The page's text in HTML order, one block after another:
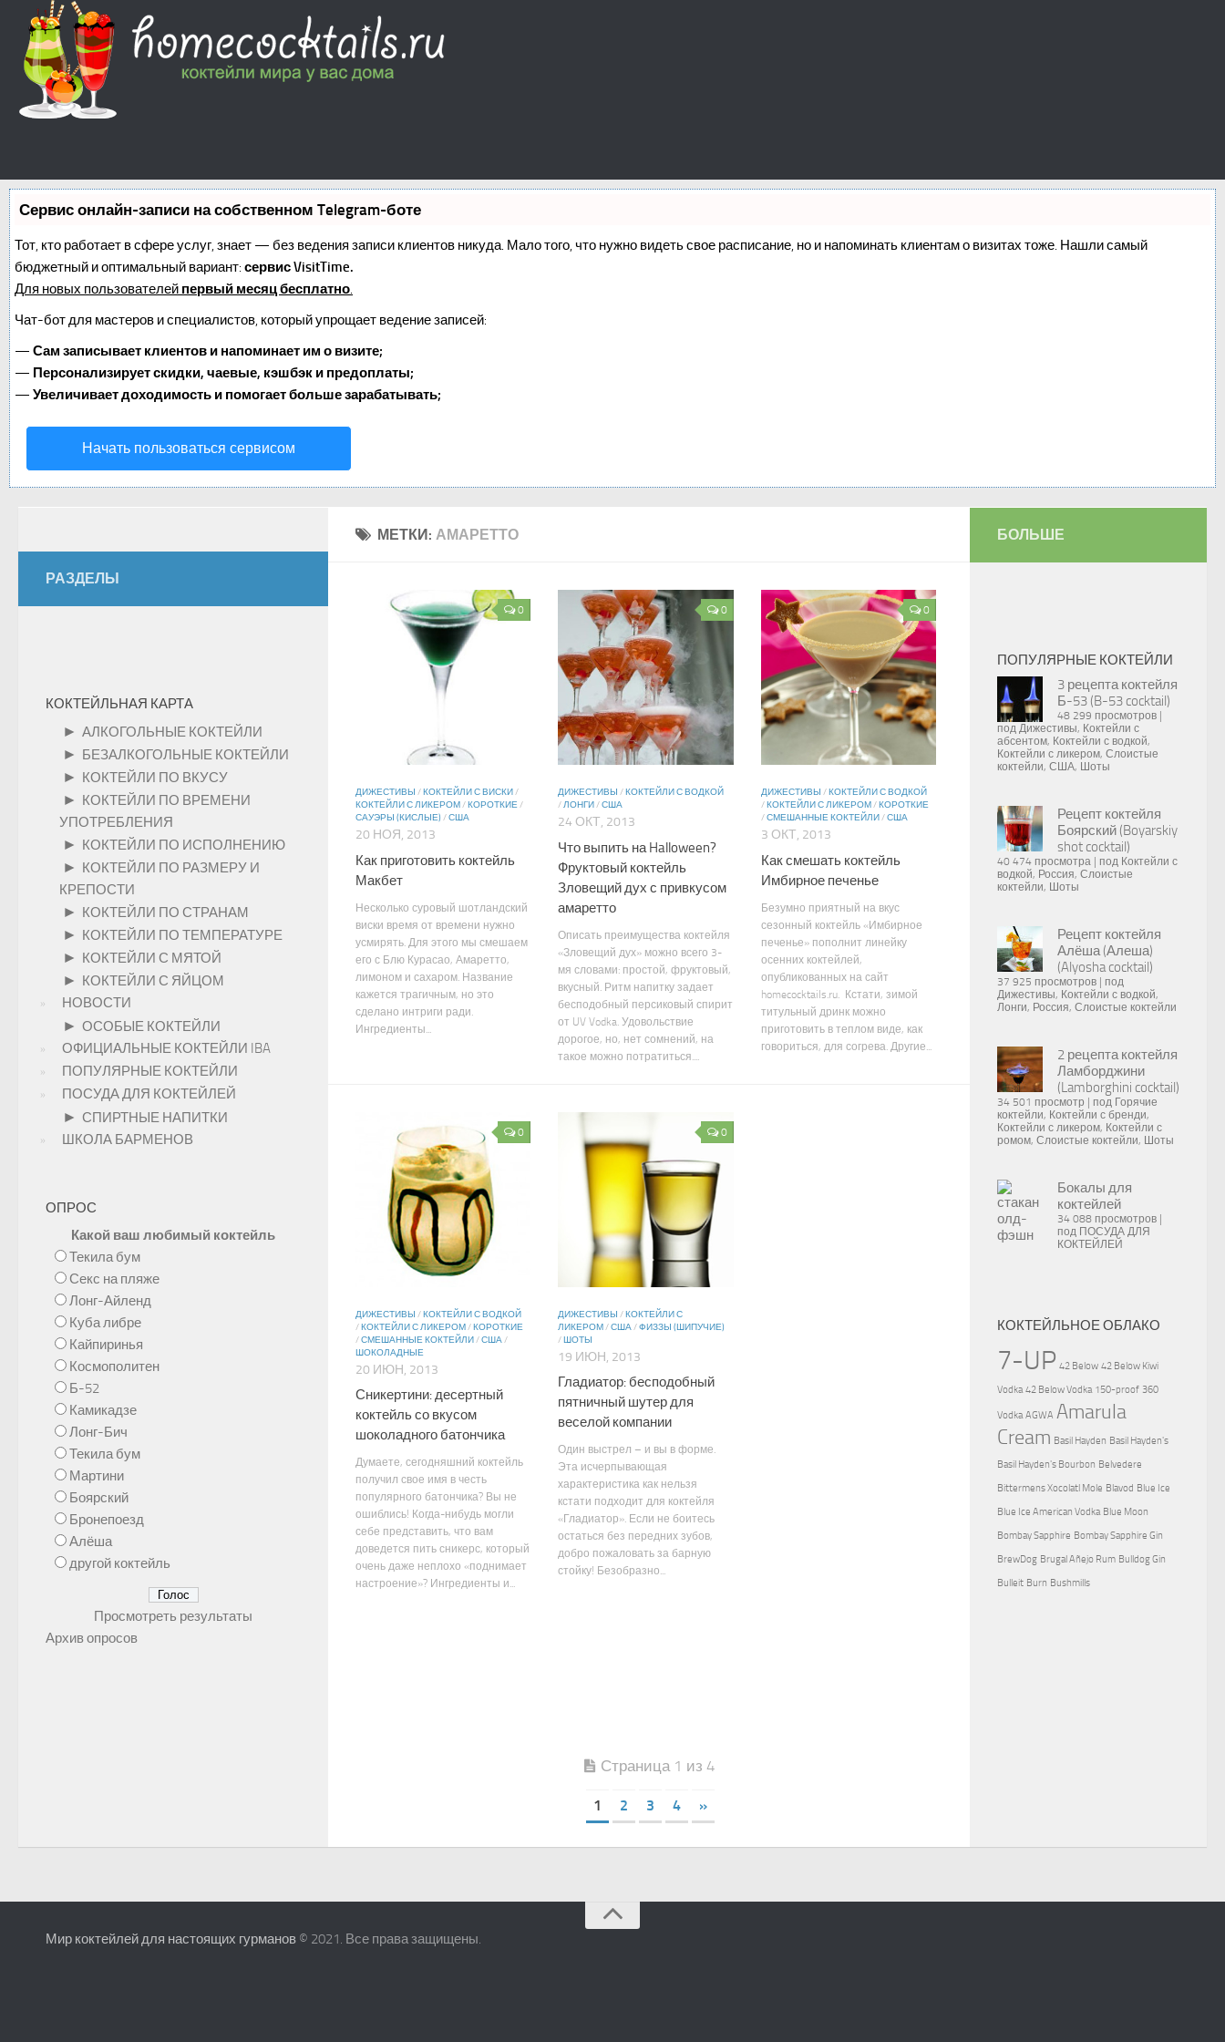
Сервис онлайн-записи на собственном Telegram-боте
Тот, кто работает в сфере услуг, знает — без ведения записи клиентов никуда. Мало того, что нужно видеть свое расписание, но и напоминать клиентам о визитах тоже. Нашли самый
бюджетный и оптимальный вариант: сервис VisitTime.
Для новых пользователей первый месяц бесплатно.
Чат-бот для мастеров и специалистов, который упрощает ведение записей:
— Сам записывает клиентов и напоминает им о визите;
— Персонализирует скидки, чаевые, кэшбэк и предоплаты;
— Увеличивает доходимость и помогает больше зарабатывать;
Начать пользоваться сервисом
МЕТКИ: АМАРЕТТО
0
ДИЖЕСТИВЫ /КОКТЕЙЛИ С ВИСКИ/
КОКТЕЙЛИ С ЛИКЕРОМ/КОРОТКИЕ/
САУЭРЫ (КИСЛЫЕ) /США
20 НОЯ, 2013
Как приготовить коктейль
Макбет
Несколько суровый шотландский
виски время от времени нужно
усмирять. Для этого мы смешаем
его с Блю Курасао, Амаретто,
лимоном и сахаром. Название
кажется трагичным, но это
сделано интриги ради.
Ингредиенты...
0
ДИЖЕСТИВЫ /КОКТЕЙЛИ С ВОДКОЙ
/ЛОНГИ/США
24 ОКТ, 2013
Что выпить на Halloween?
Фруктовый коктейль
Зловещий дух с привкусом
амаретто
Описать преимущества коктейля
«Зловещий дух» можно всего 3-
мя словами: простой, фруктовый,
вкусный. Ритм напитку задает
бесподобный персиковый спирит
от UV Vodka. Удовольствие
дорогое, но, нет сомнений, на
такое можно потратиться....
0
ДИЖЕСТИВЫ /КОКТЕЙЛИ С ВОДКОЙ
/КОКТЕЙЛИ С ЛИКЕРОМ/КОРОТКИЕ
/СМЕШАННЫЕ КОКТЕЙЛИ/США
3 ОКТ, 2013
Как смешать коктейль
Имбирное печенье
Безумно приятный на вкус
сезонный коктейль «Имбирное
печенье» пополнит линейку
осенних коктейлей,
опубликованных на сайт
homecocktails.ru. Кстати, зимой
титульный дринк можно
приготовить в теплом виде, как
говориться, для согрева. Другие...
0
ДИЖЕСТИВЫ /КОКТЕЙЛИ С ВОДКОЙ
/КОКТЕЙЛИ С ЛИКЕРОМ/КОРОТКИЕ
/СМЕШАННЫЕ КОКТЕЙЛИ/США/
ШОКОЛАДНЫЕ
20 ИЮН, 2013
Сникертини: десертный
коктейль со вкусом
шоколадного батончика
Думаете, сегодняшний коктейль
получил свое имя в честь
популярного батончика? Вы не
ошиблись! Когда-нибудь могли
себе представить, что вам
доведется пить сникерс, который
очень даже неплохо «поднимает
настроение»? Ингредиенты и...
0
ДИЖЕСТИВЫ /КОКТЕЙЛИ С
ЛИКЕРОМ/США/ФИЗЗЫ (ШИПУЧИЕ)
/ШОТЫ
19 ИЮН, 2013
Гладиатор: бесподобный
пятничный шутер для
веселой компании
Один выстрел – и вы в форме.
Эта исчерпывающая
характеристика как нельзя
кстати подходит для коктейля
«Гладиатор». Если не боитесь
остаться без передних зубов,
добро пожаловать за барную
стойку! Безобразно...
Страница 1 из 4
1 2 3 4 »
РАЗДЕЛЫ
КОКТЕЙЛЬНАЯ КАРТА
► АЛКОГОЛЬНЫЕ КОКТЕЙЛИ
► БЕЗАЛКОГОЛЬНЫЕ КОКТЕЙЛИ
► КОКТЕЙЛИ ПО ВКУСУ
► КОКТЕЙЛИ ПО ВРЕМЕНИ
УПОТРЕБЛЕНИЯ
► КОКТЕЙЛИ ПО ИСПОЛНЕНИЮ
► КОКТЕЙЛИ ПО РАЗМЕРУ И
КРЕПОСТИ
► КОКТЕЙЛИ ПО СТРАНАМ
► КОКТЕЙЛИ ПО ТЕМПЕРАТУРЕ
► КОКТЕЙЛИ С МЯТОЙ
► КОКТЕЙЛИ С ЯЙЦОМ
НОВОСТИ
► ОСОБЫЕ КОКТЕЙЛИ
ОФИЦИАЛЬНЫЕ КОКТЕЙЛИ IBA
ПОПУЛЯРНЫЕ КОКТЕЙЛИ
ПОСУДА ДЛЯ КОКТЕЙЛЕЙ
► СПИРТНЫЕ НАПИТКИ
ШКОЛА БАРМЕНОВ
ОПРОС
Какой ваш любимый коктейль
Текила бум
Секс на пляже
Лонг-Айленд
Куба либре
Кайпиринья
Космополитен
Б-52
Камикадзе
Лонг-Бич
Текила бум
Мартини
Боярский
Бронепоезд
Алёша
другой коктейль
Просмотреть результаты
Архив опросов
БОЛЬШЕ
ПОПУЛЯРНЫЕ КОКТЕЙЛИ
3 рецепта коктейля
Б-53 (B-53 cocktail)
48 299 просмотров
под Дижестивы, Коктейли с
абсентом, Коктейли с водкой,
Коктейли с ликером, Слоистые
коктейли, США, Шоты
Рецепт коктейля
Боярский (Boyarskiy
shot cocktail)
40 474 просмотра под Коктейли с
водкой, Россия, Слоистые
коктейли, Шоты
Рецепт коктейля
Алёша (Алеша)
(Alyosha cocktail)
37 925 просмотров
под
Дижестивы, Коктейли с водкой,
Лонги, Россия, Слоистые коктейли
2 рецепта коктейля
Ламборджини
(Lamborghini cocktail)
34 501 просмотр под Горячие
коктейли, Коктейли с бренди,
Коктейли с ликером, Коктейли с
ромом, Слоистые коктейли, Шоты
Бокалы для
коктейлей
34 088 просмотров
под ПОСУДА ДЛЯ
КОКТЕЙЛЕЙ
КОКТЕЙЛЬНОЕ ОБЛАКО
7-UP 42 Below 42 Below Kiwi
Vodka 42 Below Vodka 150-proof 360
Vodka AGWA Amarula
Cream Basil Hayden Basil Hayden's
Basil Hayden's Bourbon Belvedere
Bittermens Xocolatl Mole Blavod Blue Ice
Blue Ice American Vodka Blue Moon
Bombay Sapphire Bombay Sapphire Gin
BrewDog Brugal Añejo Rum Bulldog Gin
Bulleit Burn Bushmills
Мир коктейлей для настоящих гурманов © 2021. Все права защищены.